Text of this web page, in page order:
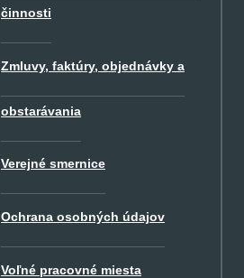
činnosti
Zmluvy, faktúry, objednávky a
obstarávania
Verejné smernice
Ochrana osobných údajov
Voľné pracovné miesta